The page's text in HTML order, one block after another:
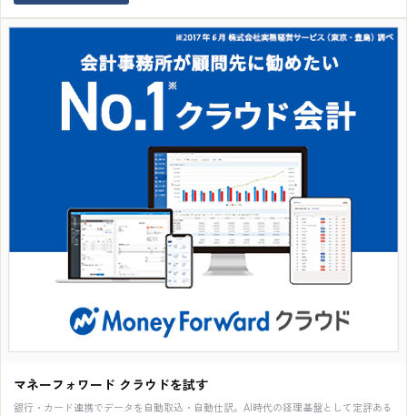
マネーフォワード クラウドを試す
銀行・カード連携でデータを自動取込・自動仕訳。AI時代の経理基盤として定評ある